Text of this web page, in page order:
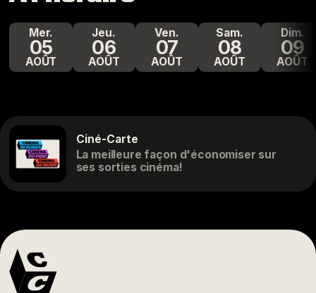
mer.
05
AOÛT
jeu.
06
AOÛT
ven.
07
AOÛT
sam.
08
AOÛT
dim.
09
AOÛT
Ciné-Carte
La meilleure façon d'économiser sur
ses sorties cinéma!